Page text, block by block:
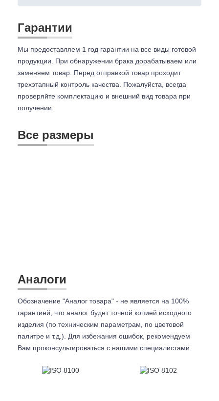
Гарантии
Мы предоставляем 1 год гарантии на все виды готовой
продукции. При обнаружении брака дорабатываем или
заменяем товар. Перед отправкой товар проходит
трехэтапный контроль качества. Пожалуйста, всегда
проверяйте комплектацию и внешний вид товара при
получении.
Все размеры
Аналоги
Обозначение "Аналог товара" - не является на 100%
гарантией, что аналог будет точной копией исходного
изделия (по техническим параметрам, по цветовой
палитре и т.д.). Для избежания ошибок, рекомендуем
Вам проконсультироваться с нашими специалистами.